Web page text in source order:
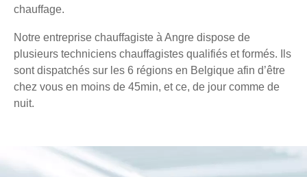
chauffage.
Notre entreprise chauffagiste à Angre dispose de
plusieurs techniciens chauffagistes qualifiés et formés. Ils
sont dispatchés sur les 6 régions en Belgique afin d’être
chez vous en moins de 45min, et ce, de jour comme de
nuit.